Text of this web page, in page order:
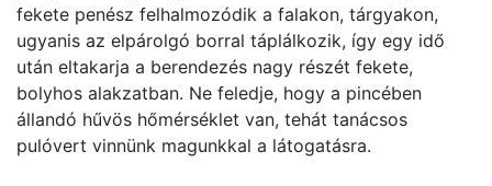
fekete penész felhalmozódik a falakon, tárgyakon,
ugyanis az elpárolgó borral táplálkozik, így egy idő
után eltakarja a berendezés nagy részét fekete,
bolyhos alakzatban. Ne feledje, hogy a pincében
állandó hűvös hőmérséklet van, tehát tanácsos
pulóvert vinnünk magunkkal a látogatásra.